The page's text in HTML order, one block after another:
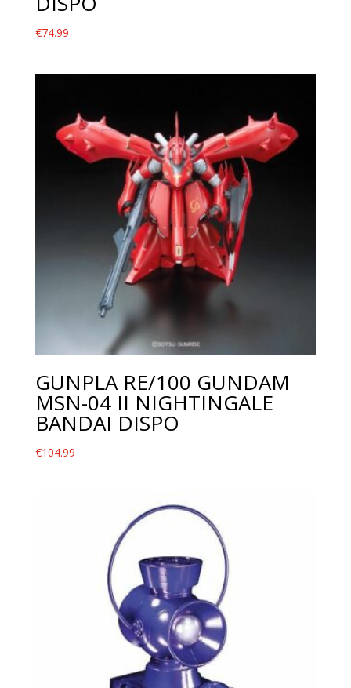
€74.99
GUNPLA RE/100 GUNDAM
MSN-04 II NIGHTINGALE
BANDAI DISPO
€104.99